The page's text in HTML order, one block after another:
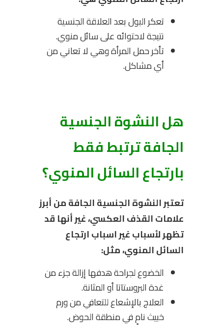
تعكر البول بعد العلاقة الجنسية
نتيجة لاحتوائه على سائل منوي.
تأخر حمل المرأة وهي لا تعاني من
أي مشاكل.
هل النشوة الجنسية
الجافة ترتبط فقط
بارتجاع السائل المنوي؟
تعتبر النشوة الجنسية الجافة من أبرز
علامات القذف العكسي، غير أنها قد
تظهر لأسباب غير اسباب ارتجاع
السائل المنوي، مثل:
الخضوع لجراحة هدفها إزالة جزء من
غدة البروستاتا أو المثانة.
العلاج بالإشعاع للتعافي من ورم
خبيث نامٍ في منطقة الحوض.